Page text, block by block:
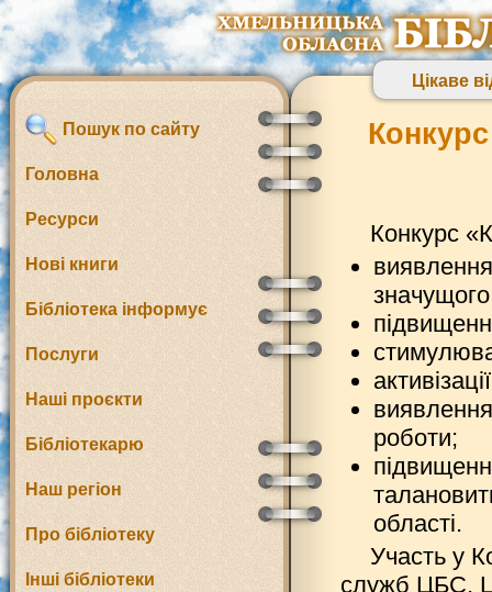
Пошук по сайту
Головна
Ресурси
Нові книги
Бібліотека інформує
Послуги
Наші проєкти
Бібліотекарю
Наш регіон
Про бібліотеку
Інші бібліотеки
Цікаве
Конкурс
роботи;
області.
Участь у
служб ЦБС,